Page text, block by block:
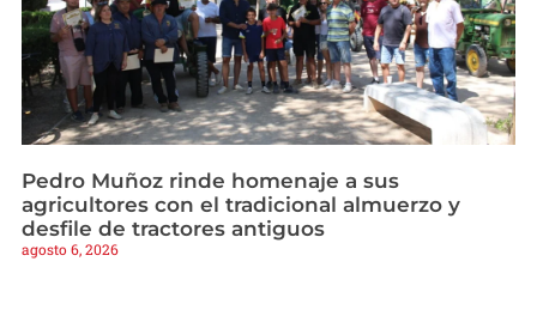
Pedro Muñoz rinde homenaje a sus
agricultores con el tradicional almuerzo y
desfile de tractores antiguos
agosto 6, 2026